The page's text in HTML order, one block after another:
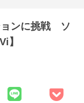
ョンに挑戦 ソ
】